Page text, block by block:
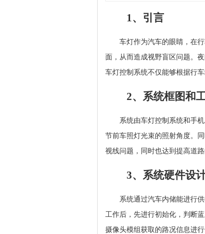
1、引言
车灯作为汽车的眼睛，在
面，从而造成视野盲区问题。
车灯控制系统不仅能够根据行
2、系统框图和
系统由车灯控制系统和手
节前车照灯光束的照射角度。
视线问题，同时也达到提高道
3、系统硬件设
系统通过汽车内储能进行
工作后，先进行初始化，判断
摄像头模组获取的路况信息进